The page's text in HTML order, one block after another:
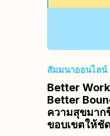
สัมมนาออนไลน์
Better
Better
ความสุขมาก
ขอบเขตให้ชั